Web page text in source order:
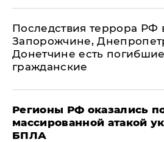
Последствия террора РФ
Запорожчине,
Донетчине есть
гражданские
Регионы РФ оказались
массированной атакой
БПЛА